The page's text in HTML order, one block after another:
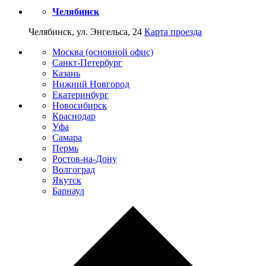
Челябинск
Челябинск, ул. Энгельса, 24 Карта проезда
Москва (основной офис)
Санкт-Петербург
Казань
Нижний Новгород
Екатеринбург
Новосибирск
Краснодар
Уфа
Самара
Пермь
Ростов-на-Дону
Волгоград
Якутск
Барнаул